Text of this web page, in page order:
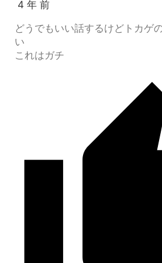
4 年 前
どうでもいい話するけどトカゲ
い
これはガチ